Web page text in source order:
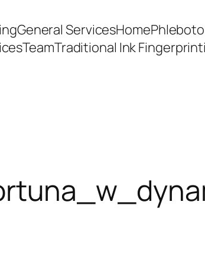
General ServicesHome
TeamTraditional Ink